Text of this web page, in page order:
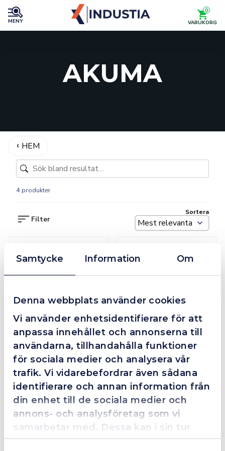
Samtycke Information Om
Denna webbplats använder cookies
Vi använder enhetsidentifierare för att
anpassa innehållet och annonserna till
användarna, tillhandahålla funktioner
för sociala medier och analysera vår
trafik. Vi vidarebefordrar även sådana
identifierare och annan information från
din enhet till de sociala medier och
annons- och analysföretag som vi
samarbetar med. Dessa kan i sin tur
kombinera informationen med annan
MENY
0
VARUKORG
AKUMA
HEM
4 produkter
Sortera
Filter
AKUMA Plockmagnet 3-i-1
275 kr
Mer info
AKUMA Nutbuster
529 kr
Mer info
I lager I lager